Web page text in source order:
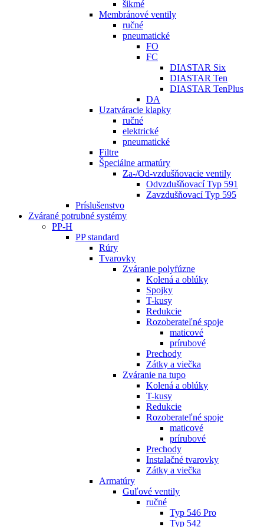
šikmé
Membránové ventily
ručné
pneumatické
FO
FC
DIASTAR Six
DIASTAR Ten
DIASTAR TenPlus
DA
Uzatváracie klapky
ručné
elektrické
pneumatické
Filtre
Špeciálne armatúry
Za-/Od-vzdušňovacie ventily
Odvzdušňovací Typ 591
Zavzdušňovací Typ 595
Príslušenstvo
Zvárané potrubné systémy
PP-H
PP standard
Rúry
Tvarovky
Zváranie polyfúzne
Kolená a oblúky
Spojky
T-kusy
Redukcie
Rozoberateľné spoje
maticové
prírubové
Prechody
Zátky a viečka
Zváranie na tupo
Kolená a oblúky
T-kusy
Redukcie
Rozoberateľné spoje
maticové
prírubové
Prechody
Instalačné tvarovky
Zátky a viečka
Armatúry
Guľové ventily
ručné
Typ 546 Pro
Typ 542